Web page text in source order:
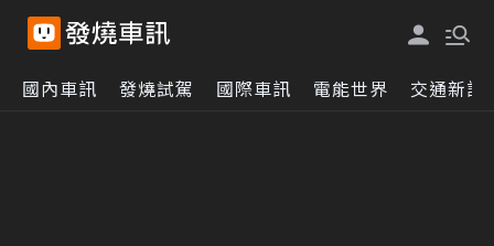
國內車訊 發燒試駕 國際車訊 電能世界 交通新訊